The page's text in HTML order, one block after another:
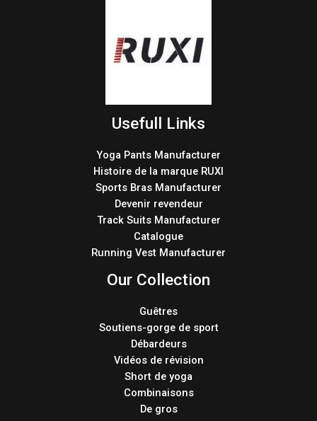
Usefull Links
Yoga Pants Manufacturer
Histoire de la marque RUXI
Sports Bras Manufacturer
Devenir revendeur
Track Suits Manufacturer
Catalogue
Running Vest Manufacturer
Our Collection
Guêtres
Soutiens-gorge de sport
Débardeurs
Vidéos de révision
Short de yoga
Combinaisons
De gros